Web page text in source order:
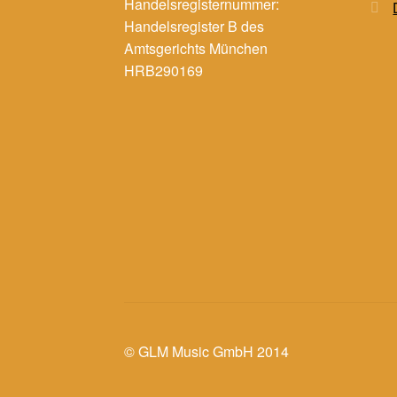
Handelsregister B des
Amtsgerichts München
HRB290169
© GLM Music GmbH 2014